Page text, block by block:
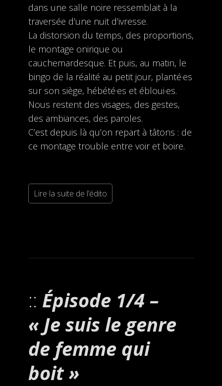
dans une salle noire ressemblait à la
traversée d’une nuit d’ivresse.
La distorsion du temps, des proportions,
le montage onirique ou
cauchemardesque. Et puis, au matin, le
bingo de la réalité au petit jour, planté·es
sur son siège, hébété·es et ébloui·es.
Nous restent des visages, des gestes,
des ambiances, des paroles.
C’est depuis là qu’on repart à tâtons : de
ce montage trouble entre voir et boire.
Lire la suite de l’édito
Épisode 1/4 –
« Je suis le genre
de femme qui
boit »